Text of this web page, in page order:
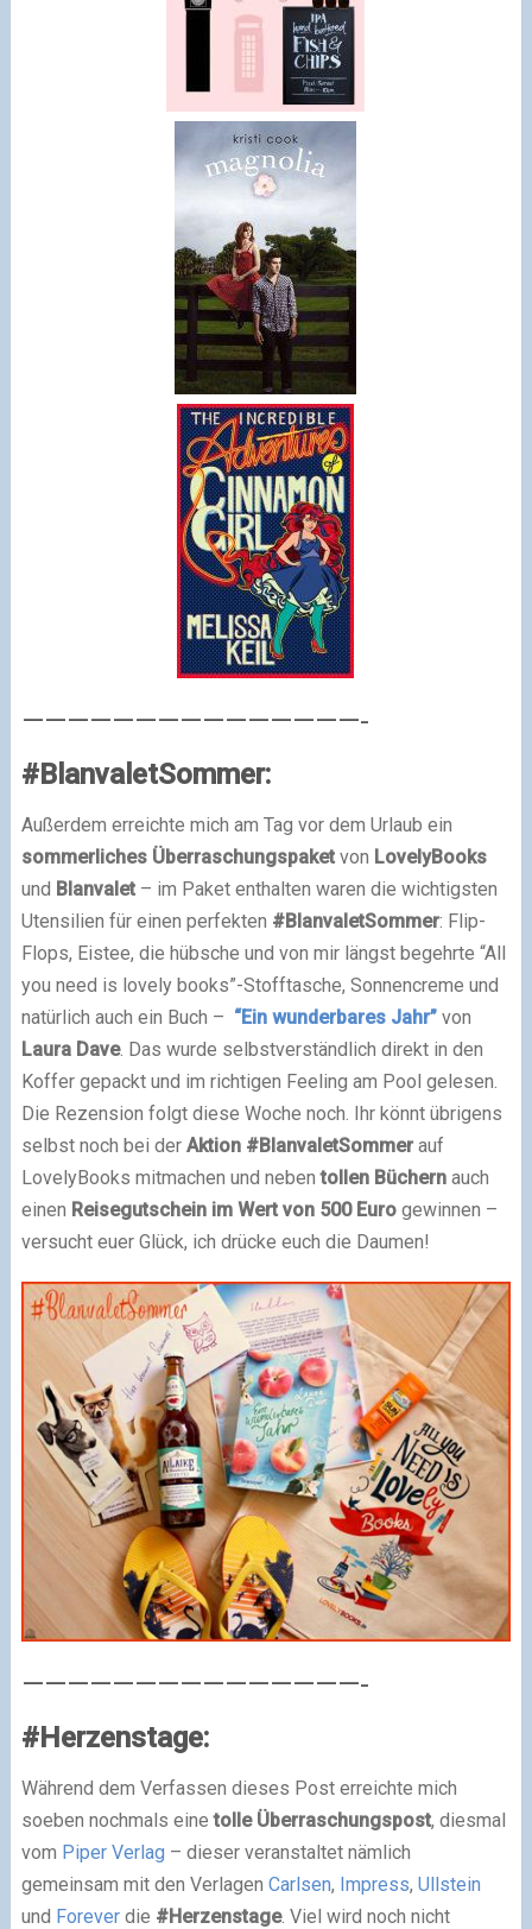
———————————————-
#BlanvaletSommer:
Außerdem erreichte mich am Tag vor dem Urlaub ein
sommerliches Überraschungspaketvon LovelyBooks
und Blanvalet– im Paket enthalten waren die wichtigsten
Utensilien für einen perfekten #BlanvaletSommer: Flip-
Flops, Eistee, die hübsche und von mir längst begehrte “All
you need is lovely books”-Stofftasche, Sonnencreme und
natürlich auch ein Buch – “Ein wunderbares Jahr”von
Laura Dave. Das wurde selbstverständlich direkt in den
Koffer gepackt und im richtigen Feeling am Pool gelesen.
Die Rezension folgt diese Woche noch. Ihr könnt übrigens
selbst noch bei der Aktion #BlanvaletSommer auf
LovelyBooks mitmachen und nebentollen Büchernauch
einen Reisegutschein im Wert von 500 Eurogewinnen –
versucht euer Glück, ich drücke euch die Daumen!
———————————————-
#Herzenstage:
Während dem Verfassen dieses Post erreichte mich
soeben nochmals einetolle Überraschungspost, diesmal
vom Piper Verlag – dieser veranstaltet nämlich
gemeinsam mit den Verlagen Carlsen, Impress, Ullstein
und Forever die #Herzenstage. Viel wird noch nicht